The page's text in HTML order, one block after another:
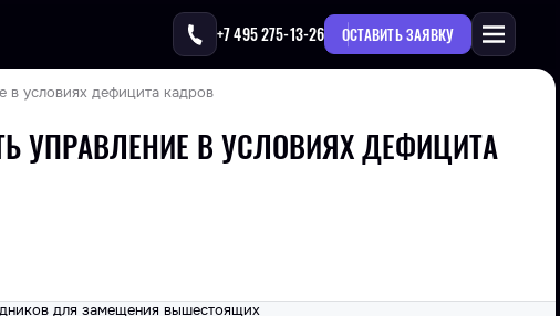
+7 495 275-13-26 ОСТАВИТЬ ЗАЯВКУ
в условиях дефицита кадров
УПРАВЛЕНИЕ В УСЛОВИЯХ ДЕФИЦИТА
для замещения вышестоящих